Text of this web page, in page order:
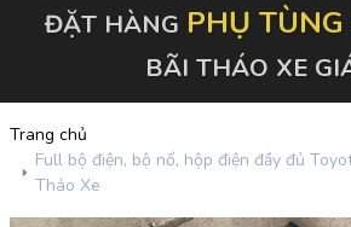
ĐẶT HÀNGPHỤ TÙNG
BÃI THÁO XE
Trang chủ
Full bộ điện, bộ nổ, hộp điện đầy đủ
Tháo Xe